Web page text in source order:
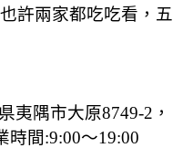
許兩家都吃吃看，五
夷隅市大原8749-2，
時間:9:00～19:00